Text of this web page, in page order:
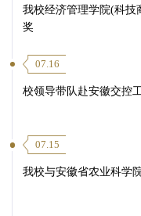
我校经济管理学院(科技
奖
07.16
校领导带队赴安徽交控
07.15
我校与安徽省农业科学